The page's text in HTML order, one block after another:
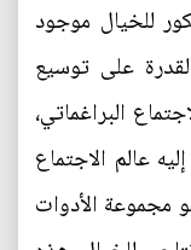
للخيال موجود
على توسيع
البراغماتي،
عالم الاجتماع
مجموعة الأدوات